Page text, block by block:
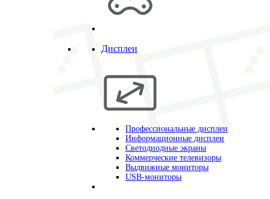
Дисплеи
Профессиональные дисплеи
Информационные дисплеи
Светодиодные экраны
Коммерческие телевизоры
Выдвижные мониторы
USB-мониторы